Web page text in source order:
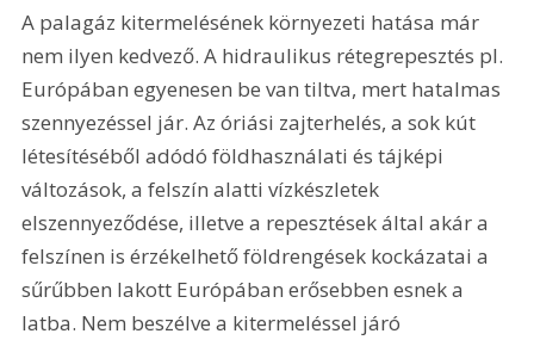
A palagáz kitermelésének környezeti hatása már
nem ilyen kedvező. A hidraulikus rétegrepesztés pl.
Európában egyenesen be van tiltva, mert hatalmas
szennyezéssel jár. Az óriási zajterhelés, a sok kút
létesítéséből adódó földhasználati és tájképi
változások, a felszín alatti vízkészletek
elszennyeződése, illetve a repesztések által akár a
felszínen is érzékelhető földrengések kockázatai a
sűrűbben lakott Európában erősebben esnek a
latba. Nem beszélve a kitermeléssel járó